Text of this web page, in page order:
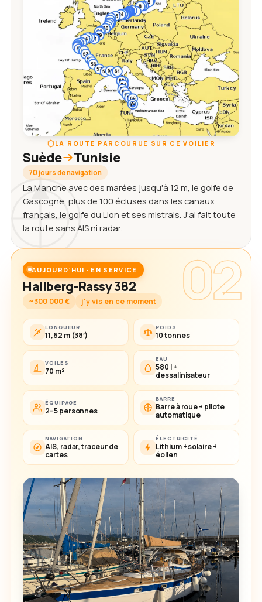
LA ROUTE PARCOURUE SUR CE VOILIER
Suède Tunisie
70 jours de navigation
La Manche avec des marées jusqu'à 12 m, le golfe de
Gascogne, plus de 100 écluses dans les canaux
français, le golfe du Lion et ses mistrals. J'ai fait toute
la route sans AIS ni radar.
02
AUJOURD'HUI · EN SERVICE
Hallberg-Rassy 382
~300 000 € j'y vis en ce moment
LONGUEUR
11,62 m (38′)
POIDS
10 tonnes
VOILES
70 m²
EAU
580 l +
dessalinisateur
ÉQUIPAGE
2–5 personnes
BARRE
Barre à roue + pilote
automatique
NAVIGATION
AIS, radar, traceur de
cartes
ÉLECTRICITÉ
Lithium + solaire +
éolien